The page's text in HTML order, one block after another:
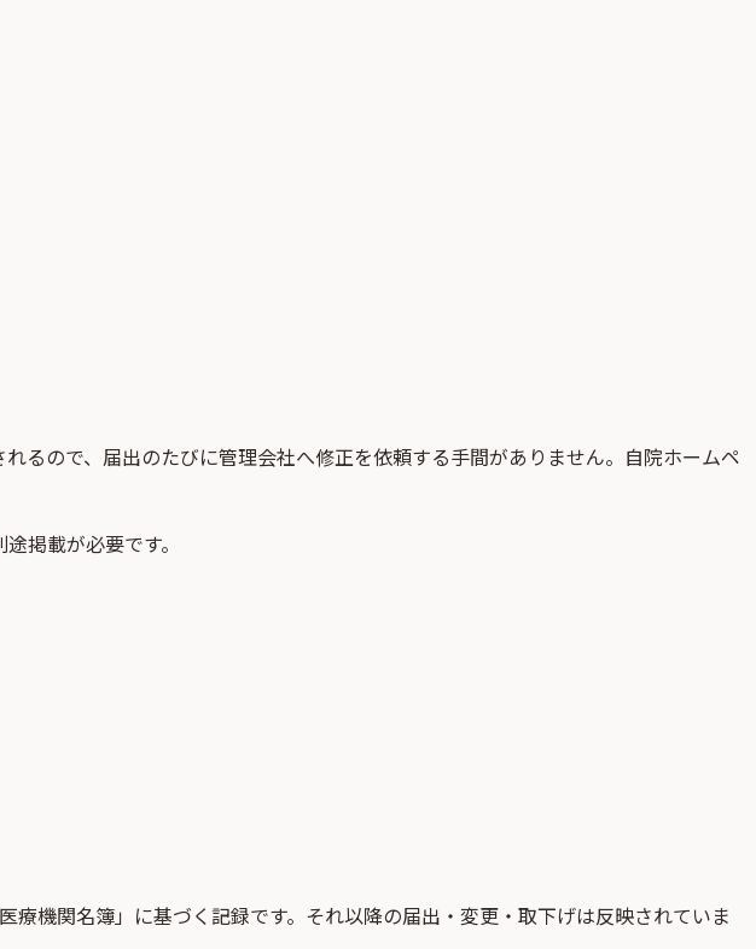
れるので、届出のたびに管理会社へ修正を依頼する手間がありません。自院ホームペ
掲載が必要です。
療機関名簿」 に基づく記録です。それ以降の届出・変更・取下げは反映されていま